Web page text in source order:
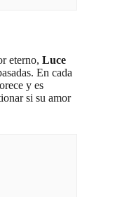
eterno, Luce
En cada
y es
si su amor